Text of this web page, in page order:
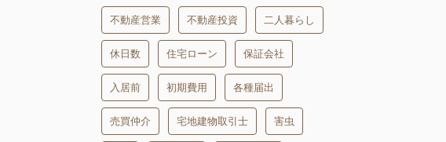
不動産営業 不動産投資 二人暮らし
休日数 住宅ローン 保証会社
入居前 初期費用 各種届出
売買仲介 宅地建物取引士 害虫